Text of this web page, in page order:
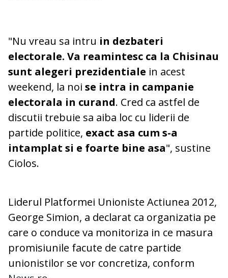
"Nu vreau sa intru in dezbateri
electorale. Va reamintesc ca la Chisinau
sunt alegeri prezidentiale in acest
weekend, la noi se intra in campanie
electorala in curand. Cred ca astfel de
discutii trebuie sa aiba loc cu liderii de
partide politice, exact asa cum s-a
intamplat si e foarte bine asa", sustine
Ciolos.
Liderul Platformei Unioniste Actiunea 2012,
George Simion, a declarat ca organizatia pe
care o conduce va monitoriza in ce masura
promisiunile facute de catre partide
unionistilor se vor concretiza, conform